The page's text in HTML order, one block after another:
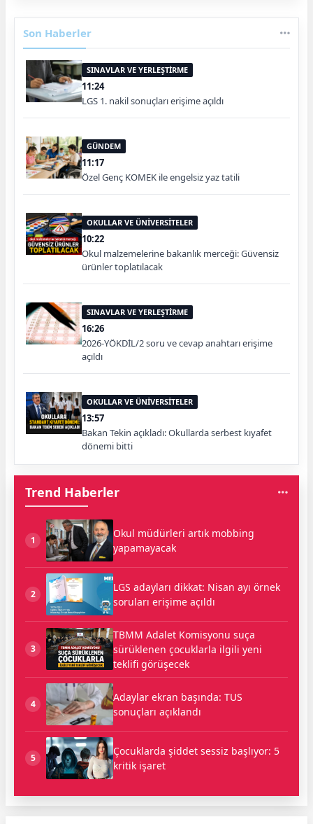
Son Haberler
SINAVLAR VE YERLEŞTİRME
11:24
LGS 1. nakil sonuçları erişime açıldı
GÜNDEM
11:17
Özel Genç KOMEK ile engelsiz yaz tatili
OKULLAR VE ÜNİVERSİTELER
10:22
Okul malzemelerine bakanlık merceği: Güvensiz
ürünler toplatılacak
SINAVLAR VE YERLEŞTİRME
16:26
2026-YÖKDİL/2 soru ve cevap anahtarı erişime
açıldı
OKULLAR VE ÜNİVERSİTELER
13:57
Bakan Tekin açıkladı: Okullarda serbest kıyafet
dönemi bitti
Trend Haberler
1
Okul müdürleri artık mobbing
yapamayacak
2
LGS adayları dikkat: Nisan ayı örnek
soruları erişime açıldı
3
TBMM Adalet Komisyonu suça
sürüklenen çocuklarla ilgili yeni
teklifi görüşecek
4
Adaylar ekran başında: TUS
sonuçları açıklandı
5
Çocuklarda şiddet sessiz başlıyor: 5
kritik işaret